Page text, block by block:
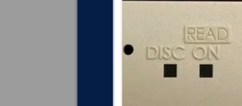
les pilotes manquants ou non
mis à jour sur votre système.